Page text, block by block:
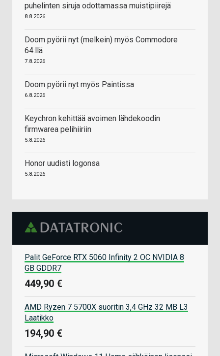
puhelinten siruja odottamassa muistipiirejä
8.8.2026
Doom pyörii nyt (melkein) myös Commodore
64:llä
7.8.2026
Doom pyörii nyt myös Paintissa
6.8.2026
Keychron kehittää avoimen lähdekoodin
firmwarea pelihiiriin
5.8.2026
Honor uudisti logonsa
5.8.2026
Palit GeForce RTX 5060 Infinity 2 OC NVIDIA 8
GB GDDR7
449,90 €
AMD Ryzen 7 5700X suoritin 3,4 GHz 32 MB L3
Laatikko
194,90 €